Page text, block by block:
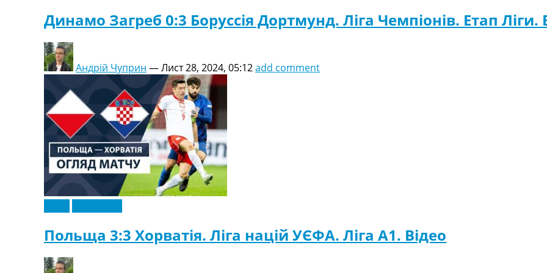
Динамо Загреб 0:3 Боруссія Дортмунд. Ліга Чемпіонів. Етап Ліги.
Андрій Чуприн —Лист 28, 2024, 05:12add comment
Польща 3:3 Хорватія. Ліга націй УЄФА. Ліга A1. Відео